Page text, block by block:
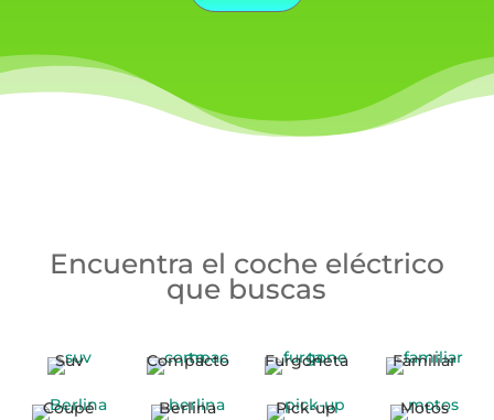
Encuentra el coche eléctrico
que buscas
Suv Compacto Furgoneta Familiar
Coupé Berlina Pick-up Motos